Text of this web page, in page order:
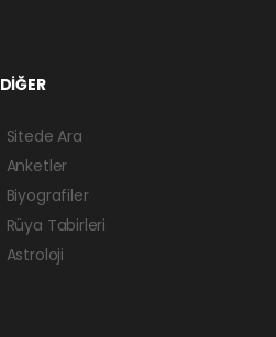
DİĞER
Sitede Ara
Anketler
Biyografiler
Rüya Tabirleri
Astroloji